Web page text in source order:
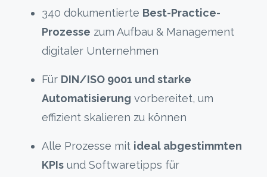
340 dokumentierte Best-Practice-
Prozesse zum Aufbau & Management
digitaler Unternehmen
Für DIN/ISO 9001 und starke
Automatisierung vorbereitet, um
effizient skalieren zu können
Alle Prozesse mit ideal abgestimmten
KPIs und Softwaretipps für